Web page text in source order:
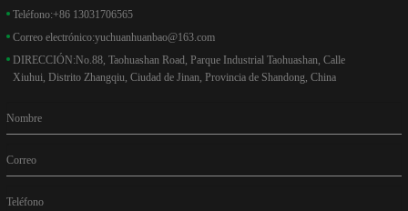
Teléfono:+86 13031706565
Correo electrónico:yuchuanhuanbao@163.com
DIRECCIÓN:No.88, Taohuashan Road, Parque Industrial Taohuashan, Calle
Xiuhui, Distrito Zhangqiu, Ciudad de Jinan, Provincia de Shandong, China
Nombre
Correo
Teléfono